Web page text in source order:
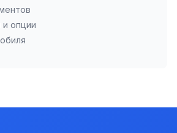
и опции